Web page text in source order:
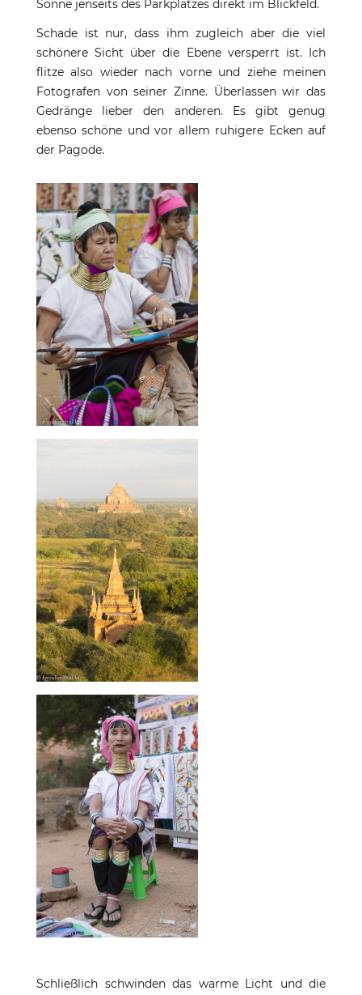
Sonne jenseits des Parkplatzes direkt im Blickfeld.
Schade ist nur, dass ihm zugleich aber die viel
schönere Sicht über die Ebene versperrt ist. Ich
flitze also wieder nach vorne und ziehe meinen
Fotografen von seiner Zinne. Überlassen wir das
Gedränge lieber den anderen. Es gibt genug
ebenso schöne und vor allem ruhigere Ecken auf
der Pagode.
Schließlich schwinden das warme Licht und die